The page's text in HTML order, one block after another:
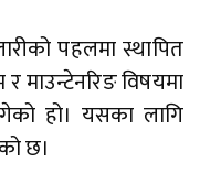
पहलमा स्थापित
माउन्टेनरिङ विषयमा
हो। यसका लागि
छ।